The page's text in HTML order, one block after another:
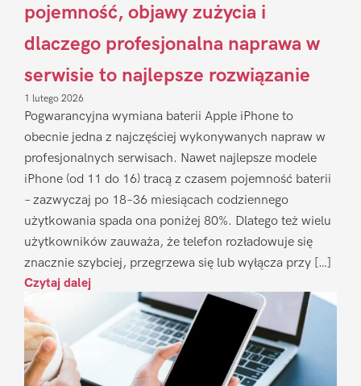
pojemność, objawy zużycia i
dlaczego profesjonalna naprawa w
serwisie to najlepsze rozwiązanie
1 lutego 2026
Pogwarancyjna wymiana baterii Apple iPhone to
obecnie jedna z najczęściej wykonywanych napraw w
profesjonalnych serwisach. Nawet najlepsze modele
iPhone (od 11 do 16) tracą z czasem pojemność baterii
– zazwyczaj po 18–36 miesiącach codziennego
użytkowania spada ona poniżej 80%. Dlatego też wielu
użytkowników zauważa, że telefon rozładowuje się
znacznie szybciej, przegrzewa się lub wyłącza przy […]
Czytaj dalej